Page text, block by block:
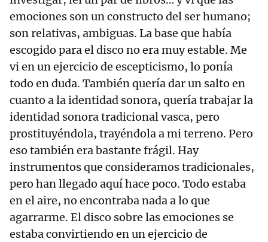
emociones son un constructo del ser humano;
son relativas, ambiguas. La base que había
escogido para el disco no era muy estable. Me
vi en un ejercicio de escepticismo, lo ponía
todo en duda. También quería dar un salto en
cuanto a la identidad sonora, quería trabajar la
identidad sonora tradicional vasca, pero
prostituyéndola, trayéndola a mi terreno. Pero
eso también era bastante frágil. Hay
instrumentos que consideramos tradicionales,
pero han llegado aquí hace poco. Todo estaba
en el aire, no encontraba nada a lo que
agarrarme. El disco sobre las emociones se
estaba convirtiendo en un ejercicio de